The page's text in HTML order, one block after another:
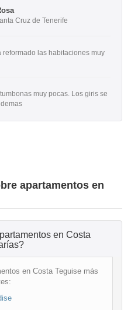
Cruz de Tenerife
las habitaciones muy
muy pocas. Los giris se
apartamentos en
en Costa
en Costa Teguise más